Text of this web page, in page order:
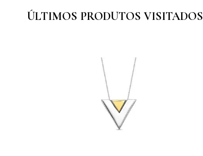
ÚLTIMOS PRODUTOS VISITADOS